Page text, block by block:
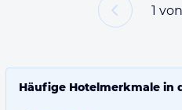
1 von
Häufige Hotelmerkmale in